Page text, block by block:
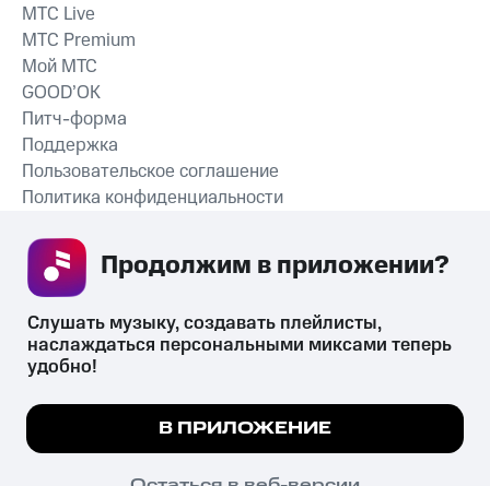
СКАЧАТЬ ПРИЛОЖЕНИЕ
MTС Live
MTС Premium
Мой МТС
GOOD’OK
Питч-форма
Поддержка
Пользовательское соглашение
Политика конфиденциальности
психотропных веществ, их аналогов причиняет вред здоровью,
их незаконный оборот запрещён и влечёт установленную
законодательством ответственность.
© 2026 ООО «КИОН».
Мы используем куки, чтобы на сайте все
Подробнее
ПОНЯТНО
Слушать музыку, создавать плейлисты,
наслаждаться персональными миксами теперь
удобно!
В ПРИЛОЖЕНИЕ